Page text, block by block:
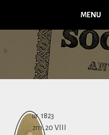
MENU
ur. 1823
zm. 20 VIII